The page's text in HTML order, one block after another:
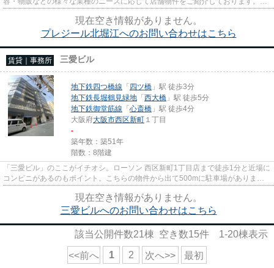
尚、弊社ではおとり広告は一切...
現在空き情報がありません。
プレジール北堀江へのお問い合わせはこちら
賃貸｜事務所 三愛ビル
地下鉄四つ橋線 「四ツ橋 」駅 徒歩3分
地下鉄長堀鶴見緑地 「西大橋 」駅 徒歩5分
地下鉄御堂筋線 「心斎橋 」駅 徒歩4分
大阪府大阪市西区新町 １丁目
-
築年数：築51年
階数：8階建
「三愛ビル」のここがイチオシ。ローソン 西区新町1丁目店まで徒歩1分と近場に
コンビニがあるのもポイント。こちらの物件から出て500mに駐車場がありま
す。高ニーズな駅近の物件で、徒...
現在空き情報がありません。
三愛ビルへのお問い合わせはこちら
該当公開件数21棟 空き数15件 1-20棟表示
<<前へ 1 2 次へ>> 最初